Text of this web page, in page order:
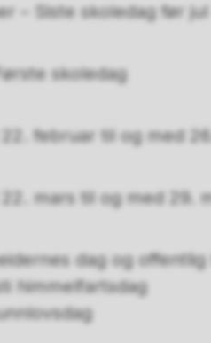
– Siste skoledag før jul
skoledag
februar til og med
mars til og med 29.
dag og
himmelfartsdag